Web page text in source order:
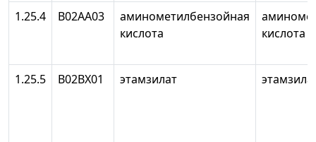
1.25.4 В02АА03
аминометилбензойная
кислота
кислота
1.25.5 В02ВХ01 этамзилат